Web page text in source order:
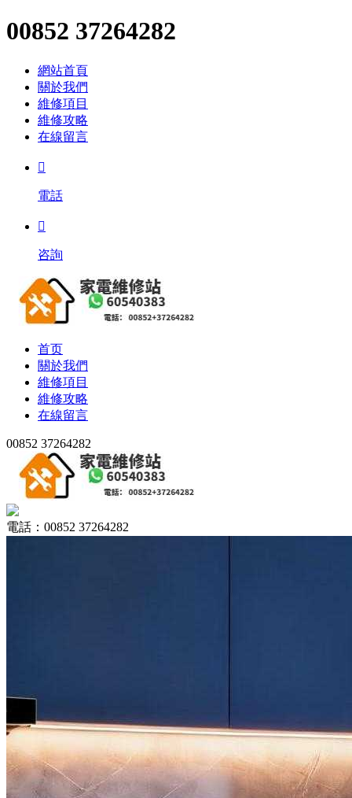
00852 37264282
網站首頁
關於我們
維修項目
維修攻略
在線留言

電話

咨詢
首页
關於我們
維修項目
維修攻略
在線留言
00852 37264282
電話：00852 37264282